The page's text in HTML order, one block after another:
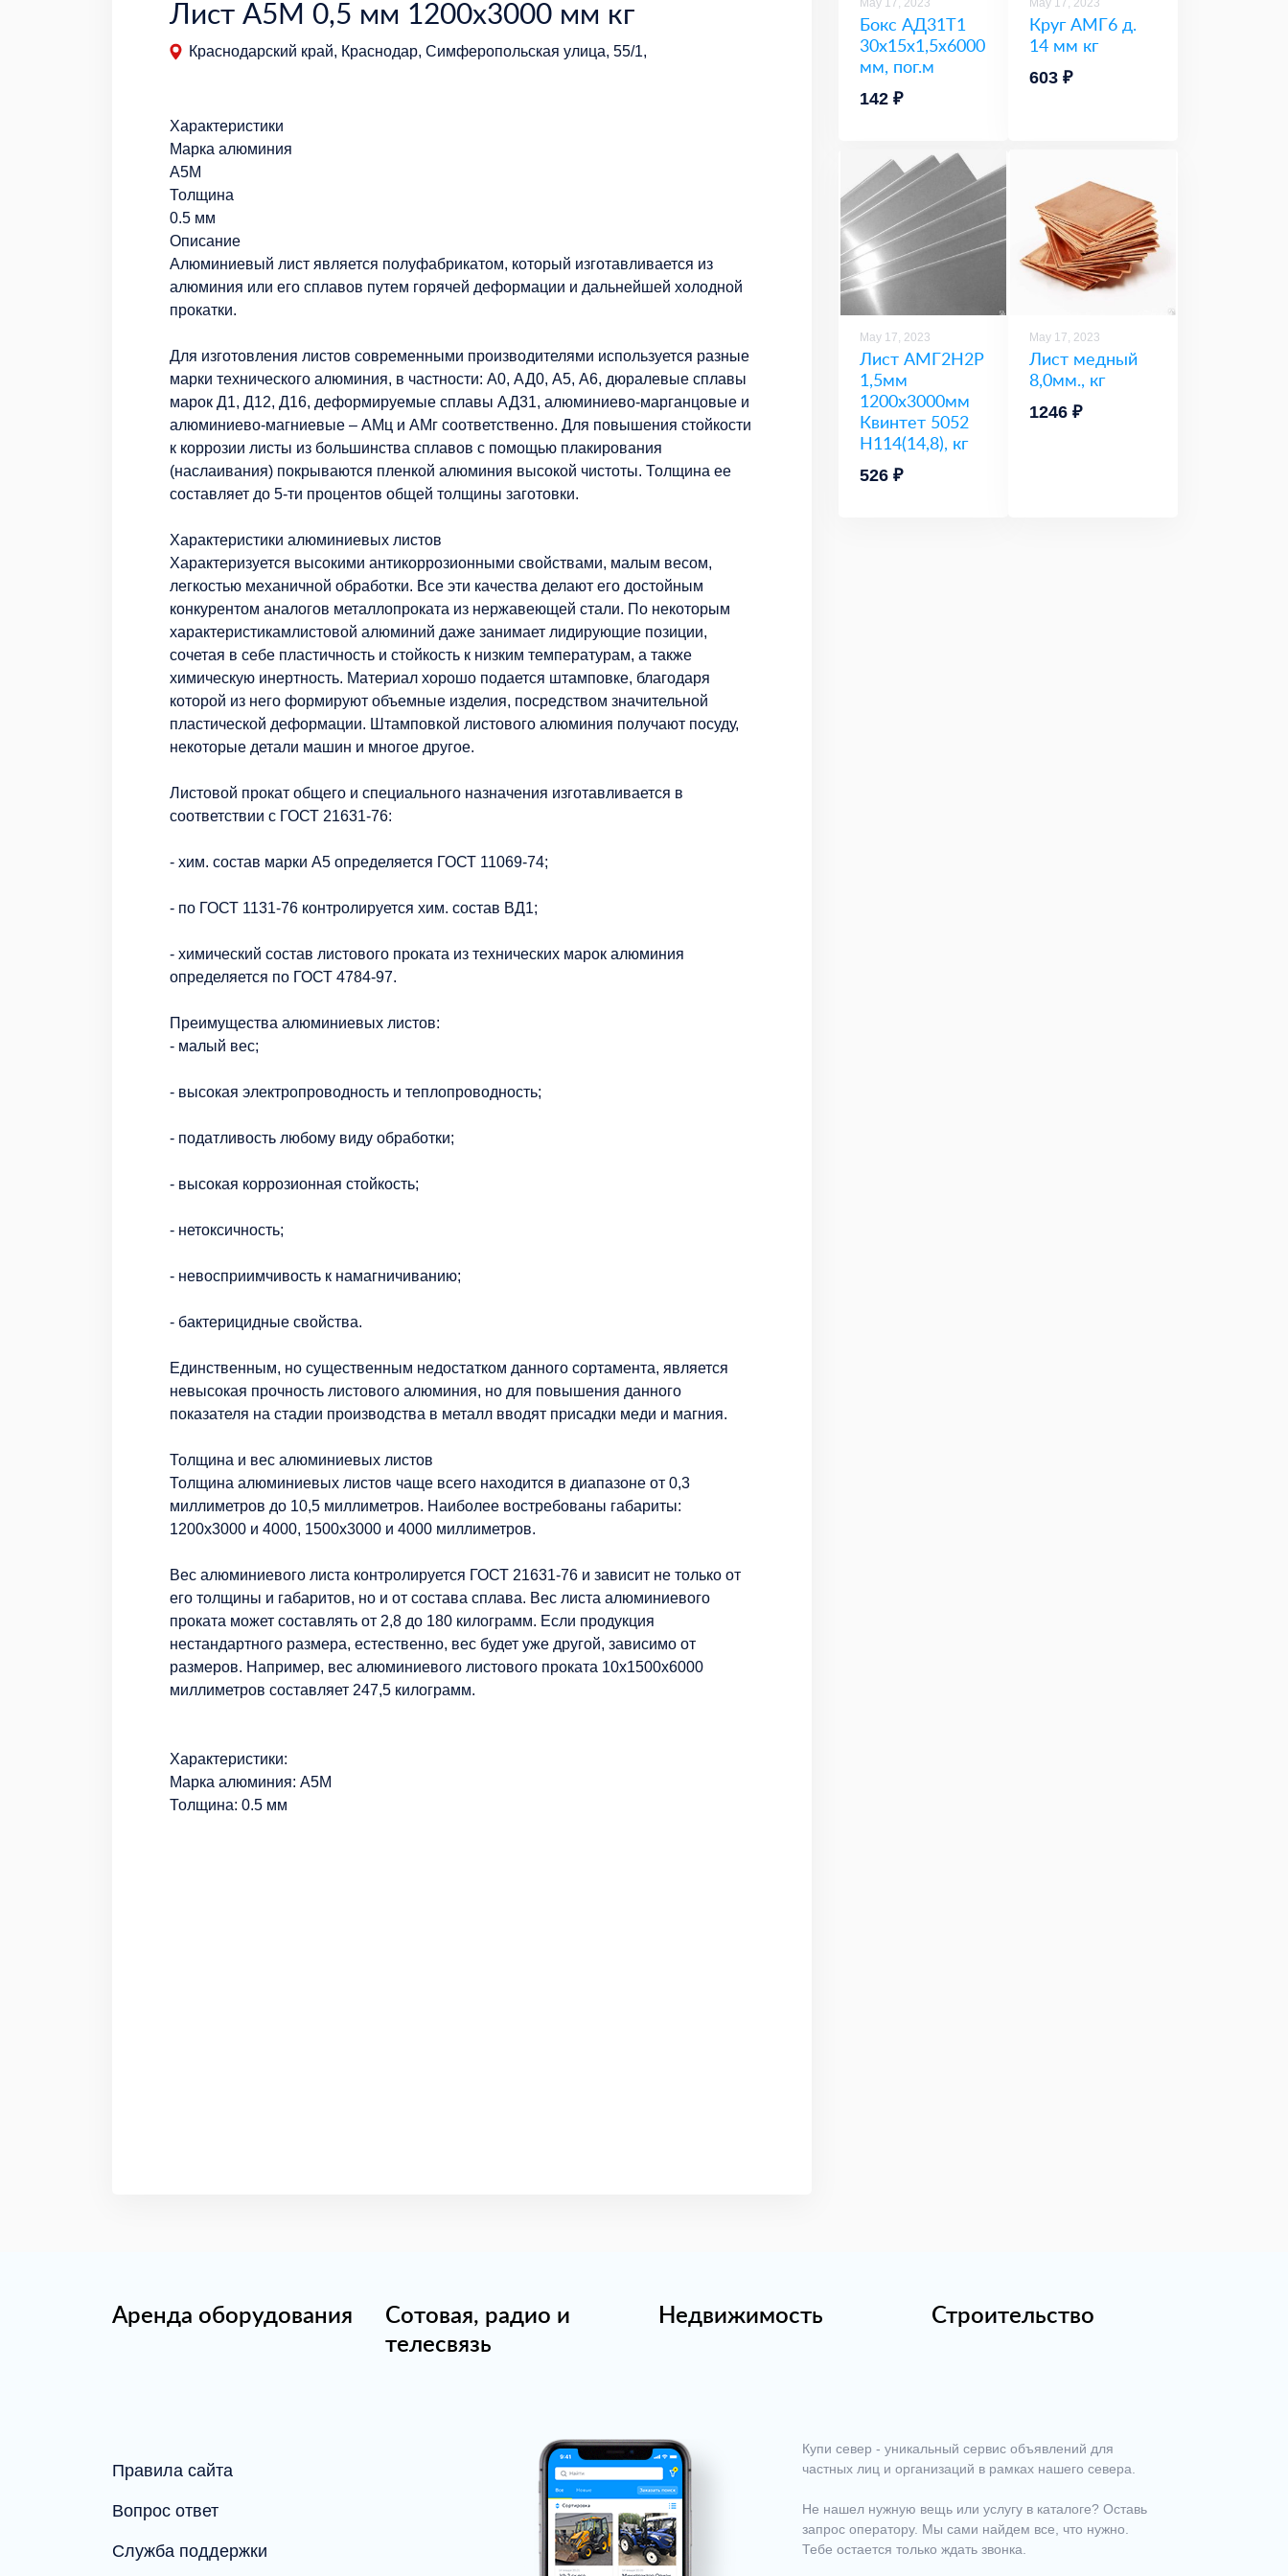
Лист А5М 0,5 мм 1200х3000 мм кг
Краснодарский край, Краснодар, Симферопольская улица, 55/1,
Характеристики
Марка алюминия
А5М
Толщина
0.5 мм
Описание
Алюминиевый лист является полуфабрикатом, который изготавливается из
алюминия или его сплавов путем горячей деформации и дальнейшей холодной
прокатки.
Для изготовления листов современными производителями используется разные
марки технического алюминия, в частности: А0, АД0, А5, А6, дюралевые сплавы
марок Д1, Д12, Д16, деформируемые сплавы АД31, алюминиево-марганцовые и
алюминиево-магниевые – АМц и АМг соответственно. Для повышения стойкости
к коррозии листы из большинства сплавов с помощью плакирования
(наслаивания) покрываются пленкой алюминия высокой чистоты. Толщина ее
составляет до 5-ти процентов общей толщины заготовки.
Характеристики алюминиевых листов
Характеризуется высокими антикоррозионными свойствами, малым весом,
легкостью механичной обработки. Все эти качества делают его достойным
конкурентом аналогов металлопроката из нержавеющей стали. По некоторым
характеристикамлистовой алюминий даже занимает лидирующие позиции,
сочетая в себе пластичность и стойкость к низким температурам, а также
химическую инертность. Материал хорошо подается штамповке, благодаря
которой из него формируют объемные изделия, посредством значительной
пластической деформации. Штамповкой листового алюминия получают посуду,
некоторые детали машин и многое другое.
Листовой прокат общего и специального назначения изготавливается в
соответствии с ГОСТ 21631-76:
- хим. состав марки А5 определяется ГОСТ 11069-74;
- по ГОСТ 1131-76 контролируется хим. состав ВД1;
- химический состав листового проката из технических марок алюминия
определяется по ГОСТ 4784-97.
Преимущества алюминиевых листов:
- малый вес;
- высокая электропроводность и теплопроводность;
- податливость любому виду обработки;
- высокая коррозионная стойкость;
- нетоксичность;
- невосприимчивость к намагничиванию;
- бактерицидные свойства.
Единственным, но существенным недостатком данного сортамента, является
невысокая прочность листового алюминия, но для повышения данного
показателя на стадии производства в металл вводят присадки меди и магния.
Толщина и вес алюминиевых листов
Толщина алюминиевых листов чаще всего находится в диапазоне от 0,3
миллиметров до 10,5 миллиметров. Наиболее востребованы габариты:
1200х3000 и 4000, 1500х3000 и 4000 миллиметров.
Вес алюминиевого листа контролируется ГОСТ 21631-76 и зависит не только от
его толщины и габаритов, но и от состава сплава. Вес листа алюминиевого
проката может составлять от 2,8 до 180 килограмм. Если продукция
нестандартного размера, естественно, вес будет уже другой, зависимо от
размеров. Например, вес алюминиевого листового проката 10х1500х6000
миллиметров составляет 247,5 килограмм.
Характеристики:
Марка алюминия: А5М
Толщина: 0.5 мм
May 17, 2023
Бокс АД31Т1
30х15х1,5х6000
мм, пог.м
142 ₽
May 17, 2023
Круг АМГ6 д.
14 мм кг
603 ₽
May 17, 2023
Лист АМГ2Н2Р
1,5мм
1200х3000мм
Квинтет 5052
Н114(14,8), кг
526 ₽
May 17, 2023
Лист медный
8,0мм., кг
1246 ₽
Аренда оборудования
Сотовая, радио и
телесвязь
Недвижимость Строительство
Правила сайта
Вопрос ответ
Служба поддержки
Купи север - уникальный сервис объявлений для
частных лиц и организаций в рамках нашего севера.
Не нашел нужную вещь или услугу в каталоге? Оставь
запрос оператору. Мы сами найдем все, что нужно.
Тебе остается только ждать звонка.